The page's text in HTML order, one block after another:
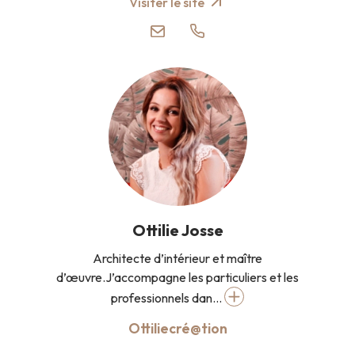
Ottilie Josse
Architecte d’intérieur et maître
d’œuvre.J’accompagne les particuliers et les
professionnels dan...
Ottiliecré@tion